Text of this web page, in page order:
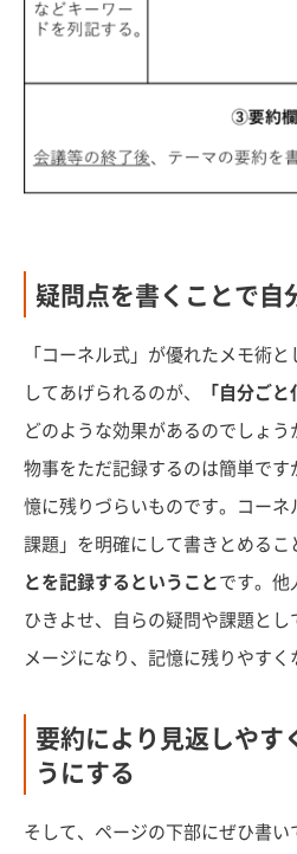
疑問点を書くことで自
「コーネル式」が優れたメモ術
してあげられるのが、
「自分ごと
どのような効果があるのでしょう
物事をただ記録するのは簡単で
憶に残りづらいものです。コーネ
課題」を明確にして書きとめるこ
とを記録するということです。他
ひきよせ、自らの疑問や課題と
メージになり、記憶に残りやすく
要約により見返しやす
うにする
そして、ページの下部にぜひ書